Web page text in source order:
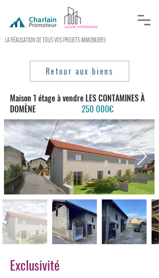
LA RÉALISATION DE TOUS VOS PROJETS IMMOBILIERS
Retour aux biens
Maison 1 étage à vendre LES CONTAMINES À
DOMÈNE
250 000€
Exclusivité